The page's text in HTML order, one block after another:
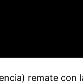
remate con